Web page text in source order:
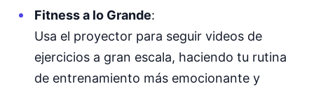
Fitness a lo Grande:
Usa el proyector para seguir videos de
ejercicios a gran escala, haciendo tu rutina
de entrenamiento más emocionante y